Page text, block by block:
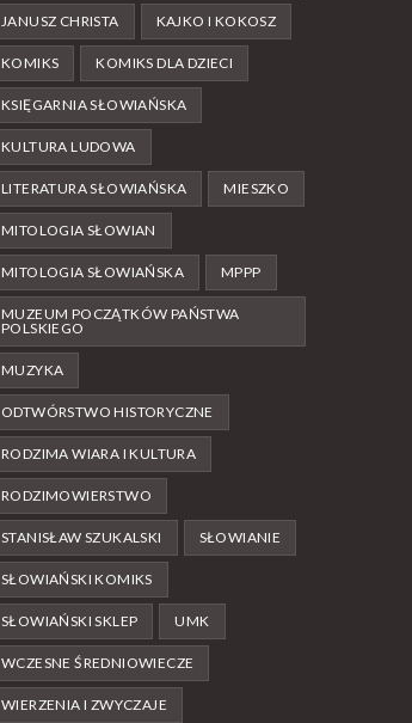
JANUSZ CHRISTA KAJKO I KOKOSZ
KOMIKS KOMIKS DLA DZIECI
KSIĘGARNIA SŁOWIAŃSKA
KULTURA LUDOWA
LITERATURA SŁOWIAŃSKA MIESZKO
MITOLOGIA SŁOWIAN
MITOLOGIA SŁOWIAŃSKA MPPP
MUZEUM POCZĄTKÓW PAŃSTWA
POLSKIEGO
MUZYKA
ODTWÓRSTWO HISTORYCZNE
RODZIMA WIARA I KULTURA
RODZIMOWIERSTWO
STANISŁAW SZUKALSKI SŁOWIANIE
SŁOWIAŃSKI KOMIKS
SŁOWIAŃSKI SKLEP UMK
WCZESNE ŚREDNIOWIECZE
WIERZENIA I ZWYCZAJE